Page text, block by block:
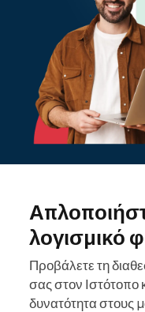
λογισμικό
Προβάλετε τη
σας στον Ιστότοπο
δυνατότητα στους